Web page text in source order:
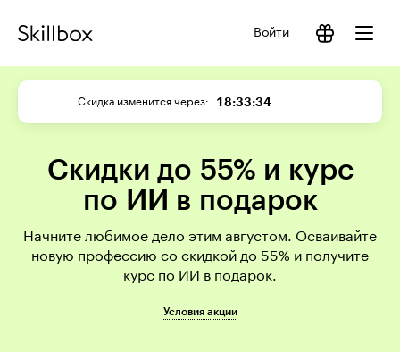
Войти
Скидка изменится через 18:33:33
Скидки до 55% и курс
по ИИ в подарок
Начните любимое дело этим августом. Осваивайте
новую профессию со скидкой до 55% и получите
курс по ИИ в подарок.
Условия акции